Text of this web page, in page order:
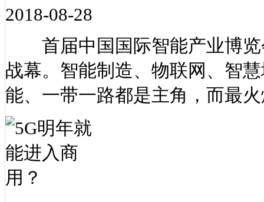
2018-08-28
首届中国国际智能产业博览
战幕。智能制造、物联网、智
能、一带一路都是主角，而最